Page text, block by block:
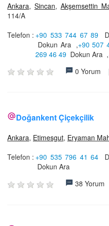
Ankara, Sincan, Akşemsettin
114/A
Telefon : +90 533 744 67 89
Dokun Ara ,+90 507
269 46 49 Dokun Ara ,
0 Yorum
Doğankent Çiçekçilik
Ankara, Etimesgut, Eryaman
Telefon : +90 535 796 41 64
Dokun Ara
38